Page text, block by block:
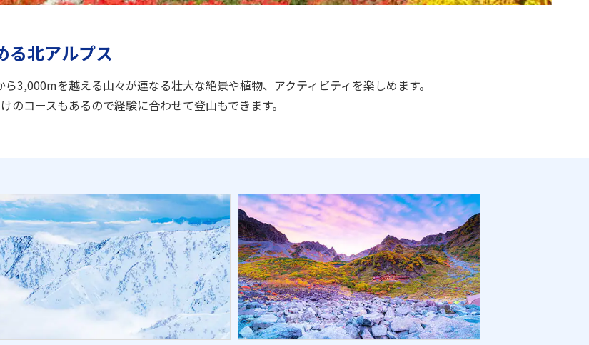
る北アルプス
3,000mを越える山々が連なる壮大な絶景や植物、アクティビティを楽しめます。
コースもあるので経験に合わせて登山もできます。